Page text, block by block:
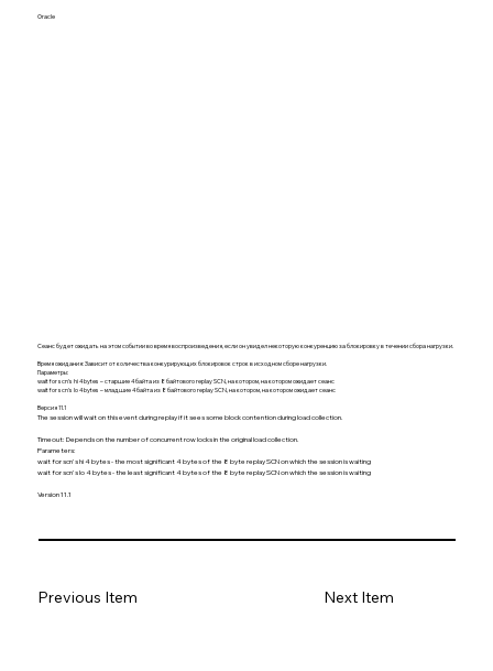
Oracle
Сеанс будет ожидать на этом событии во время воспроизведения, если он увидел некоторую конкуренцию за блокировку в течении сбора нагрузки.
Время ожидания: Зависит от количества конкурирующих блокировок строк в исходном сборе нагрузки.
Параметры:
wait for scn's hi 4 bytes – старшие 4 байта из 8 байтового replay SCN, на котором, на котором ожидает сеанс
wait for scn's lo 4 bytes – младшие 4 байта из 8 байтового replay SCN, на котором, на котором ожидает сеанс
Версия 11.1
The session will wait on this event during replay if it sees some block contention during load collection.
Timeout: Depends on the number of concurrent row locks in the original load collection.
Parameters:
wait for scn's hi 4 bytes - the most significant 4 bytes of the 8 byte replay SCN on which the session is waiting
wait for scn's lo 4 bytes - the least significant 4 bytes of the 8 byte replay SCN on which the session is waiting
Version 11.1
Previous Item Next Item